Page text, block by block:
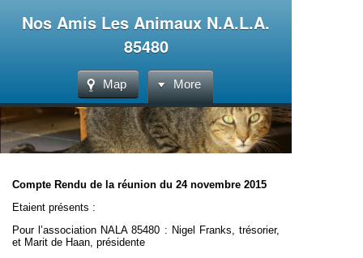
Nos Amis Les Animaux N.A.L.A.
85480
Map More
Compte Rendu de la réunion du 24 novembre 2015
Etaient présents :
Pour l’association NALA 85480 : Nigel Franks, trésorier,
et Marit de Haan, présidente